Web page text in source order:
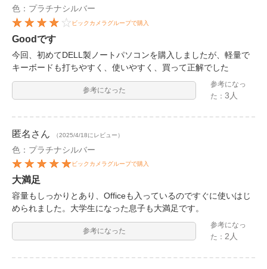
色：プラチナシルバー
ビックカメラグループで購入
Goodです
今回、初めてDELL製ノートパソコンを購入しましたが、軽量で
キーボードも打ちやすく、使いやすく、買って正解でした
参考になった
参考になっ
た：3人
匿名 さん （2025/4/18にレビュー）
色：プラチナシルバー
ビックカメラグループで購入
大満足
容量もしっかりとあり、Officeも入っているのですぐに使いはじ
められました。大学生になった息子も大満足です。
参考になった
参考になっ
た：2人